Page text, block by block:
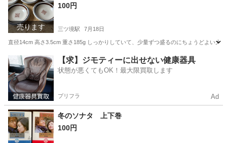
売ります
100円
三ツ境駅 7月18日
直径14cm 高さ3.5cm 重さ185g しっかりしていて、少量ずつ盛るのにちょうどよい大
神奈川 横浜市 三ツ境駅 食器 小皿
【求】ジモティーに出せない健康器具
状態が悪くてもOK！最大限買取します
プリフラ Ad
冬のソナタ 上下巻
100円